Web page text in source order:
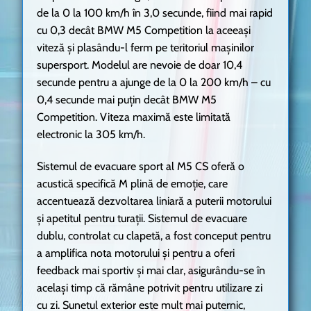
de la 0 la 100 km/h în 3,0 secunde, fiind mai rapid
cu 0,3 decât BMW M5 Competition la aceeaşi
viteză şi plasându-l ferm pe teritoriul maşinilor
supersport. Modelul are nevoie de doar 10,4
secunde pentru a ajunge de la 0 la 200 km/h – cu
0,4 secunde mai puţin decât BMW M5
Competition. Viteza maximă este limitată
electronic la 305 km/h.
Sistemul de evacuare sport al M5 CS oferă o
acustică specifică M plină de emoţie, care
accentuează dezvoltarea liniară a puterii motorului
şi apetitul pentru turaţii. Sistemul de evacuare
dublu, controlat cu clapetă, a fost conceput pentru
a amplifica nota motorului şi pentru a oferi
feedback mai sportiv şi mai clar, asigurându-se în
acelaşi timp că rămâne potrivit pentru utilizare zi
cu zi. Sunetul exterior este mult mai puternic,